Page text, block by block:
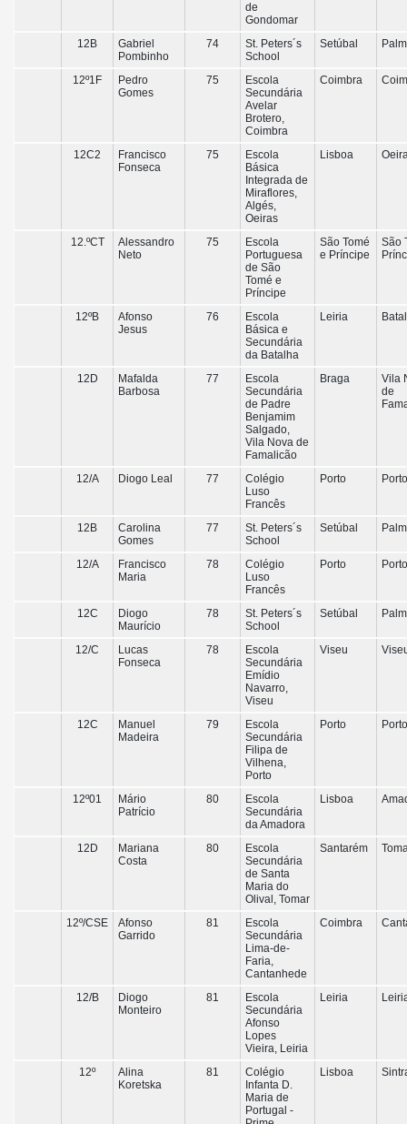
de
Gondomar
12B
Gabriel
Pombinho
74
St. Peters´s
School
Setúbal
12º1F
Pedro
Gomes
75
Escola
Secundária
Avelar
Brotero,
Coimbra
Coimbra
12C2
Francisco
Fonseca
75
Escola
Básica
Integrada de
Miraflores,
Algés,
Oeiras
Lisboa
12.ºCT
Alessandro
Neto
75
Escola
Portuguesa
de São
Tomé e
Príncipe
São Tomé
e Príncipe
São
12ºB
Afonso
Jesus
76
Escola
Básica e
Secundária
da Batalha
Leiria
12D
Mafalda
Barbosa
77
Escola
Secundária
de Padre
Benjamim
Salgado,
Vila Nova de
Famalicão
Braga
Vila
de
12/A Diogo Leal 77
Colégio
Luso
Francês
Porto Porto
12B
Carolina
Gomes
77
St. Peters´s
School
Setúbal
12/A
Francisco
Maria
78
Colégio
Luso
Francês
Porto Porto
12C
Diogo
Maurício
78
St. Peters´s
School
Setúbal
12/C
Lucas
Fonseca
78
Escola
Secundária
Emídio
Navarro,
Viseu
Viseu
12C
Manuel
Madeira
79
Escola
Secundária
Filipa de
Vilhena,
Porto
Porto Porto
12º01
Mário
Patrício
80
Escola
Secundária
da Amadora
Lisboa
12D
Mariana
Costa
80
Escola
Secundária
de Santa
Maria do
Olival, Tomar
Santarém
12º/CSE
Afonso
Garrido
81
Escola
Secundária
Lima-de-
Faria,
Cantanhede
Coimbra
12/B
Diogo
Monteiro
81
Escola
Secundária
Afonso
Lopes
Vieira, Leiria
Leiria
12º
Alina
Koretska
81
Colégio
Infanta D.
Maria de
Portugal -
Lisboa